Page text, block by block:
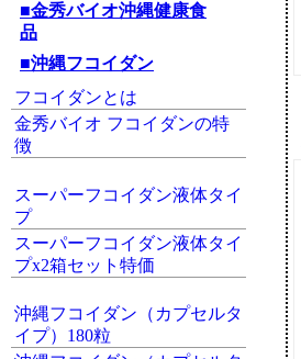
■金秀バイオ沖縄健康食
品
■沖縄フコイダン
フコイダンとは
金秀バイオ フコイダンの特
徴
スーパーフコイダン液体タイ
プ
スーパーフコイダン液体タイ
プx2箱セット特価
沖縄フコイダン（カプセルタ
イプ）180粒